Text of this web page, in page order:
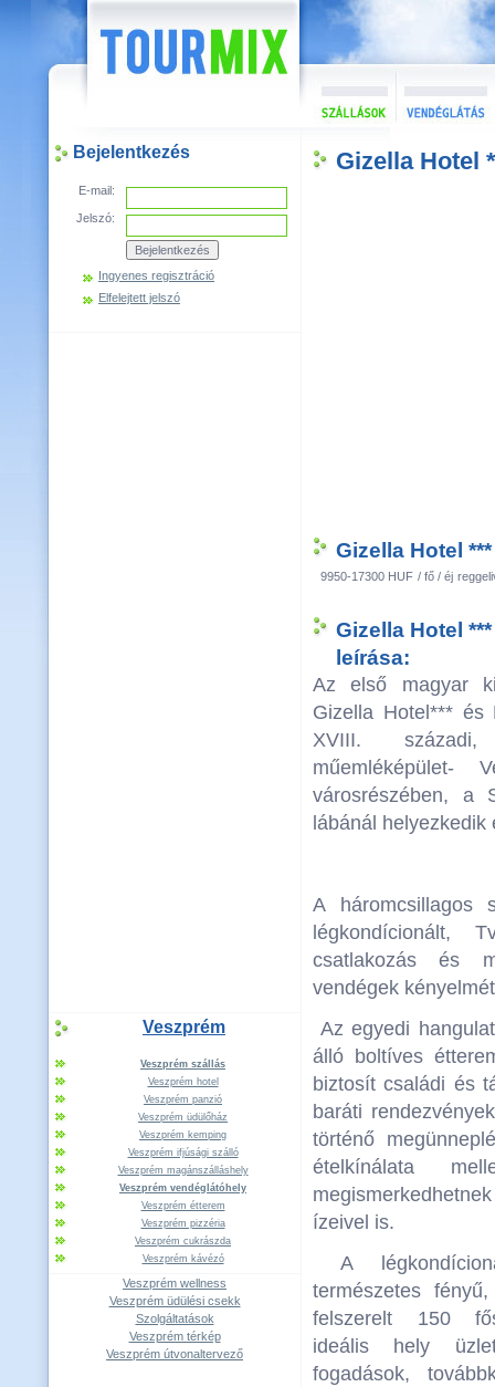
Bejelentkezés
E-mail:
Jelszó:
Ingyenes regisztráció
Elfelejtett jelszó
Veszprém
Veszprém szállás
Veszprém hotel
Veszprém panzió
Veszprém üdülőház
Veszprém kemping
Veszprém ifjúsági szálló
Veszprém magánszálláshely
Veszprém vendéglátóhely
Veszprém étterem
Veszprém pizzéria
Veszprém cukrászda
Veszprém kávézó
Veszprém wellness
Veszprém üdülési csekk
Szolgáltatások
Veszprém térkép
Veszprém útvonaltervező
Gizella Hotel
Gizella Hotel
9950-17300 HUF / fő / éj
Gizella Hotel
leírása:
Az első magyar
Gizella Hotel*** és
XVIII.
műemléképület-
városrészében, a
lábánál helyezkedik
A háromcsillagos
légkondícionált,
csatlakozás és
vendégek
Az egyedi
álló boltíves
biztosít családi és
baráti
történő
ételkínálata
ízeivel is.
A
természetes
felszerelt 150
ideális hely
fogadások,